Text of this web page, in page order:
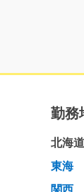
勤務
北海
東海
関西